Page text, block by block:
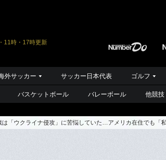
11時・17時更新
外サッカー サッカー日本代表 ゴルフ
バスケットボール バレーボール 他競技
「ウクライナ侵攻」に苦悩していた…アメリカ在住でも「